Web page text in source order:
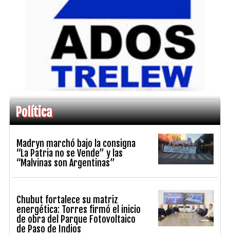
Política
Madryn marchó bajo la consigna
“La Patria no se Vende” y las
“Malvinas son Argentinas”
Chubut fortalece su matriz
energética: Torres firmó el inicio
de obra del Parque Fotovoltaico
de Paso de Indios